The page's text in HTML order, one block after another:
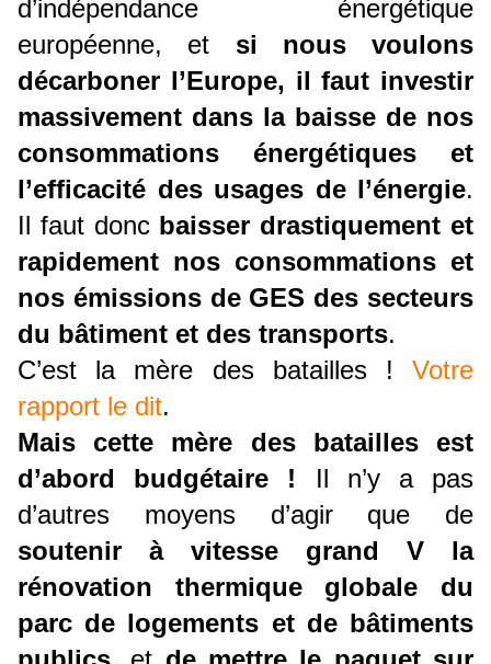
d’indépendance énergétique
européenne, et si nous voulons
décarboner l’Europe, il faut investir
massivement dans la baisse de nos
consommations énergétiques et
l’efficacité des usages de l’énergie.
Il faut donc baisser drastiquement et
rapidement nos consommations et
nos émissions de GES des secteurs
du bâtiment et des transports.
C’est la mère des batailles ! Votre
rapport le dit.
Mais cette mère des batailles est
d’abord budgétaire ! Il n’y a pas
d’autres moyens d’agir que de
soutenir à vitesse grand V la
rénovation thermique globale du
parc de logements et de bâtiments